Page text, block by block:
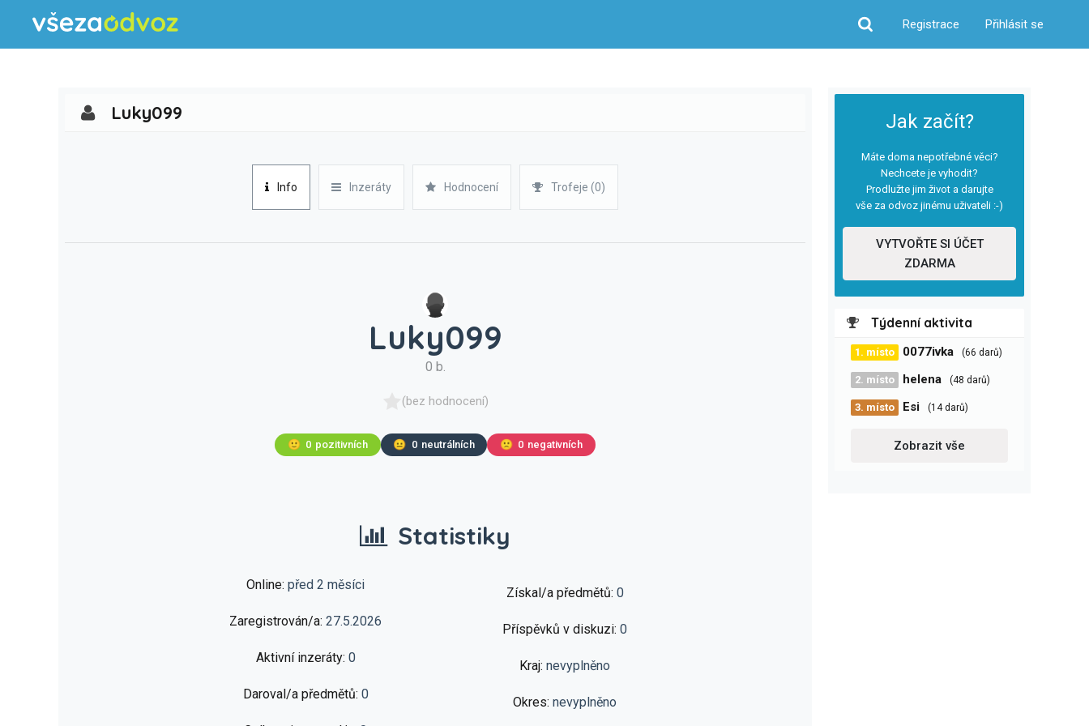
Hledat
Registrace Přihlásit se
Jak začít?
Máte doma nepotřebné věci?
Nechcete je vyhodit?
Prodlužte jim život a darujte
vše za odvoz jinému uživateli :-)
VYTVOŘTE SI ÚČET
ZDARMA
Týdenní aktivita
1. místo 0077ivka (66 darů)
2. místo helena (48 darů)
3. místo Esi (14 darů)
Zobrazit vše
Luky099
Info Inzeráty Hodnocení Trofeje (0)
Luky099
0 b.
(bez hodnocení)
🙂 0 pozitivních 😐 0 neutrálních 🙁 0 negativních
Statistiky
Online: před 2 měsíci
Zaregistrován/a: 27.5.2026
Aktivní inzeráty: 0
Daroval/a předmětů: 0
Získal/a předmětů: 0
Příspěvků v diskuzi: 0
Kraj: nevyplněno
Okres: nevyplněno